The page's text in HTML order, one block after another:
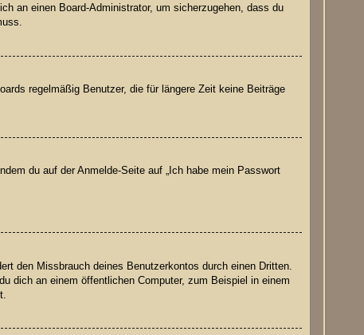
an einen Board-Administrator, um sicherzugehen, dass du
regelmäßig Benutzer, die für längere Zeit keine Beiträge
du auf der Anmelde-Seite auf „Ich habe mein Passwort
den Missbrauch deines Benutzerkontos durch einen Dritten.
dich an einem öffentlichen Computer, zum Beispiel in einem